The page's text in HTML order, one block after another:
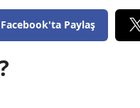
Facebook'ta Paylaş